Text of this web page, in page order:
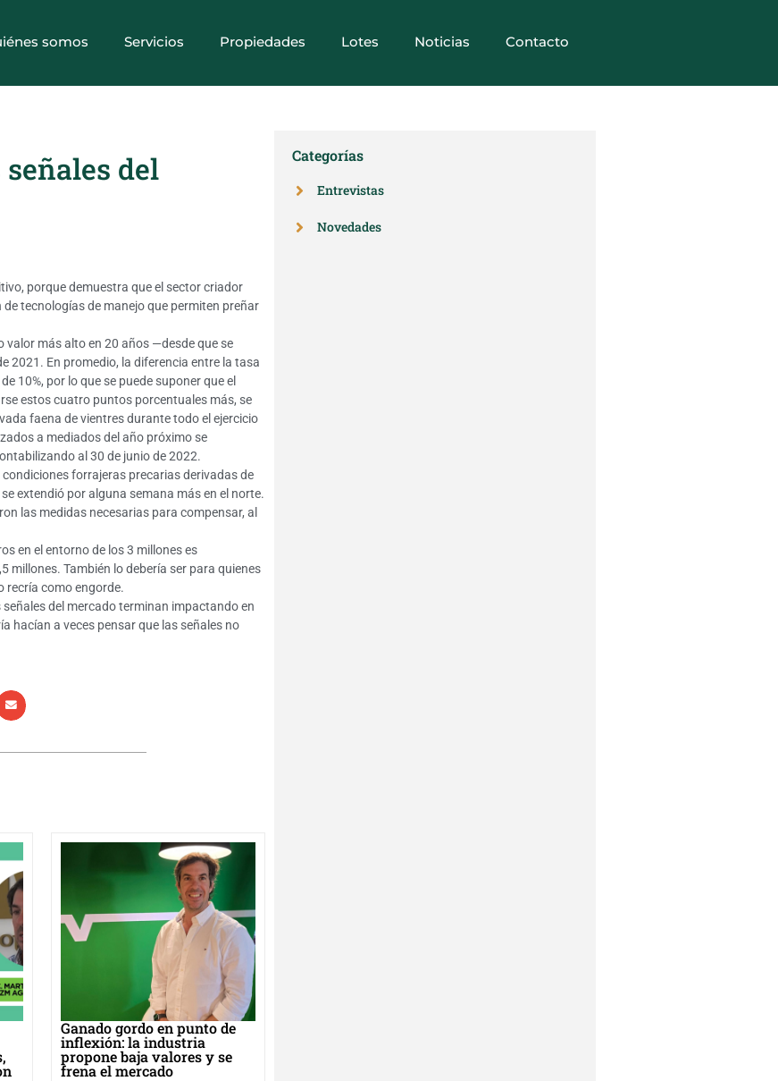
somos Servicios Propiedades Lotes Noticias Contacto
del
porque demuestra que el sector criador
tecnologías de manejo que permiten preñar
valor más alto en 20 años —desde que se
2021. En promedio, la diferencia entre la tasa
10%, por lo que se puede suponer que el
estos cuatro puntos porcentuales más, se
faena de vientres durante todo el ejercicio
a mediados del año próximo se
al 30 de junio de 2022.
forrajeras precarias derivadas de
extendió por alguna semana más en el norte.
las medidas necesarias para compensar, al
en el entorno de los 3 millones es
millones. También lo debería ser para quienes
recría como engorde.
del mercado terminan impactando en
hacían a veces pensar que las señales no
Ganado gordo en punto de
inflexión: la industria
propone baja valores y se
frena el mercado
Categorías
Entrevistas
Novedades